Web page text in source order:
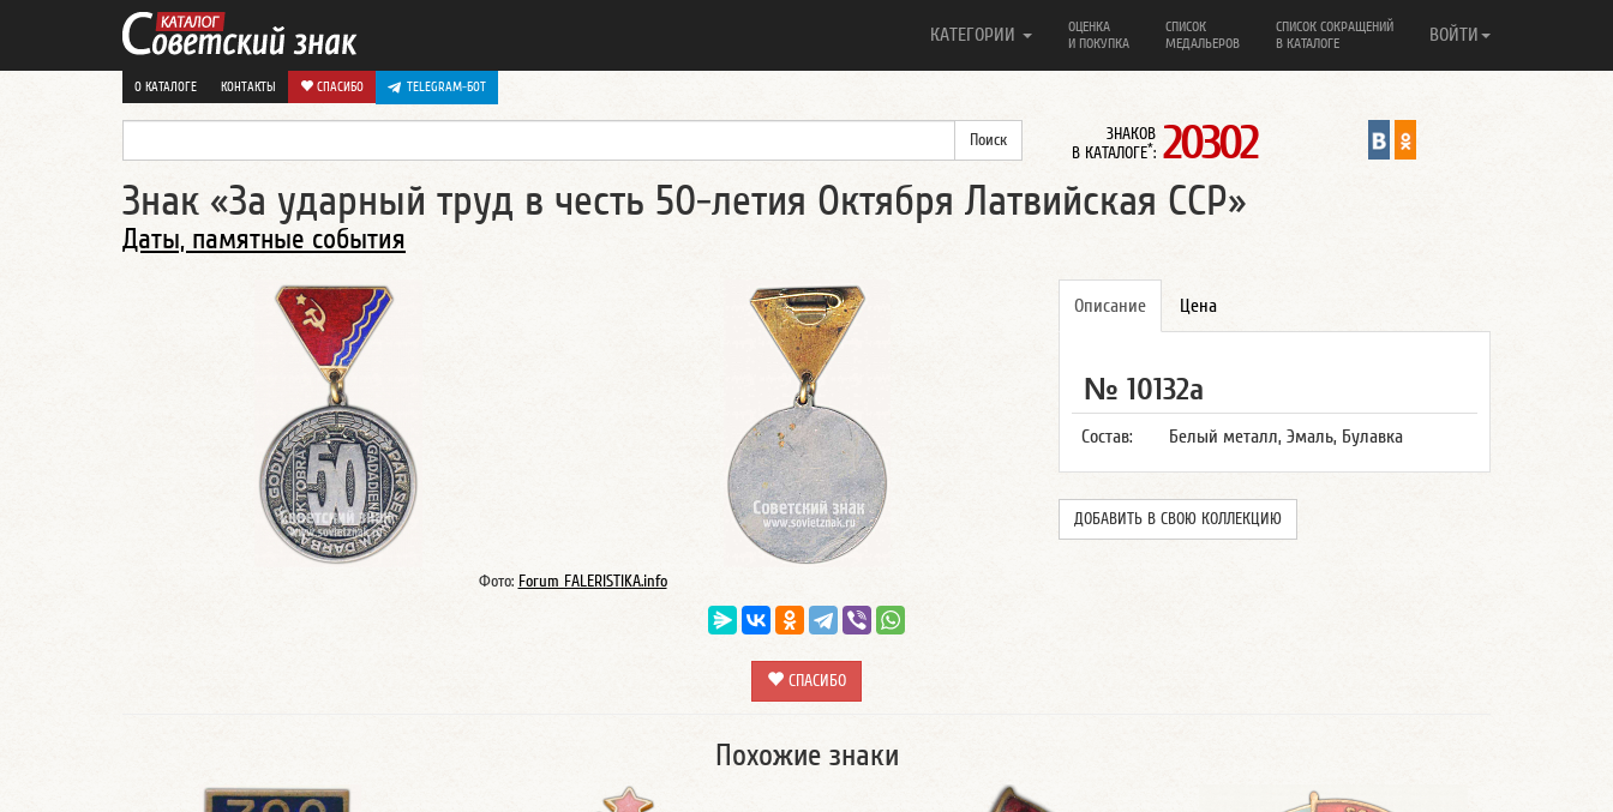
КАТЕГОРИИ
ОЦЕНКА
И ПОКУПКА
СПИСОК
МЕДАЛЬЕРОВ
СПИСОК СОКРАЩЕНИЙ
В КАТАЛОГЕ
ВОЙТИ
О КАТАЛОГЕ КОНТАКТЫ СПАСИБО TELEGRAM-БОТ
ЗНАКОВ
В КАТАЛОГЕ*: 20302
Знак «За ударный труд в честь 50-летия Октября Латвийская ССР»
Даты, памятные события
Описание Цена
№ 10132а
Состав: Белый металл, Эмаль, Булавка
ДОБАВИТЬ В СВОЮ КОЛЛЕКЦИЮ
Фото: Forum FALERISTIKA.info
СПАСИБО
Похожие знаки